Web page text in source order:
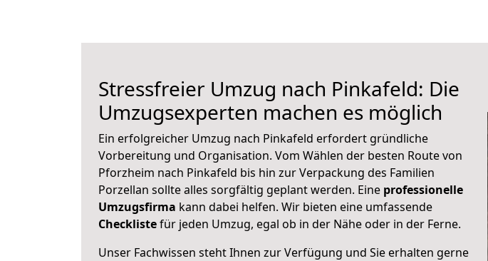
Stressfreier Umzug nach Pinkafeld: Die
Umzugsexperten machen es möglich
Ein erfolgreicher Umzug nach Pinkafeld erfordert gründliche
Vorbereitung und Organisation. Vom Wählen der besten Route von
Pforzheim nach Pinkafeld bis hin zur Verpackung des Familien
Porzellan sollte alles sorgfältig geplant werden. Eine professionelle
Umzugsfirma kann dabei helfen. Wir bieten eine umfassende
Checklistefür jeden Umzug, egal ob in der Nähe oder in der Ferne.
Unser Fachwissen steht Ihnen zur Verfügung und Sie erhalten gerne